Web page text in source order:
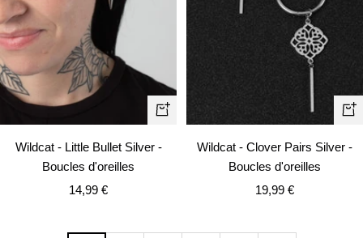
Ajouter
Wildcat - Little Bullet Silver -
Boucles d'oreilles
Prix
vente
14,99 €
Wildcat - Clover Pairs Silver -
Boucles d'oreilles
Prix
vente
19,99 €